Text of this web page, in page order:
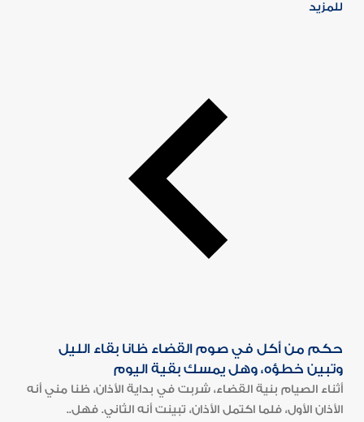
للمزيد
حكم من أكل في صوم القضاء ظانا بقاء الليل
وتبين خطؤه، وهل يمسك بقية اليوم
أثناء الصيام بنية القضاء، شربت في بداية الأذان، ظنا مني أنه
الأذان الأول، فلما اكتمل الأذان، تبينت أنه الثاني. فهل..